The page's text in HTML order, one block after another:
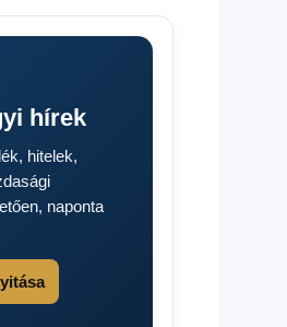
hírek
hitelek,
naponta